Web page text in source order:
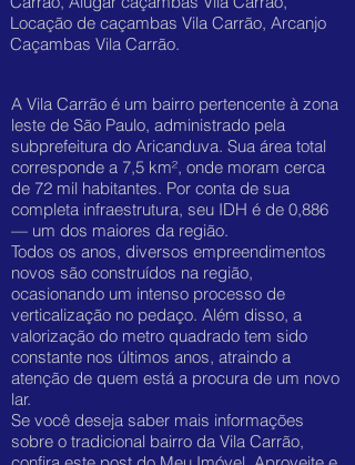
A Vila Carrão é um bairro pertencente à zona
leste de São Paulo, administrado pela
subprefeitura do Aricanduva. Sua área total
corresponde a 7,5 km², onde moram cerca
de 72 mil habitantes. Por conta de sua
completa infraestrutura, seu IDH é de 0,886
— um dos maiores da região.
Todos os anos, diversos empreendimentos
novos são construídos na região,
ocasionando um intenso processo de
verticalização no pedaço. Além disso, a
valorização do metro quadrado tem sido
constante nos últimos anos, atraindo a
atenção de quem está a procura de um novo
lar.
Se você deseja saber mais informações
sobre o tradicional bairro da Vila Carrão,
Locação de caçambas Vila Carrão, Arcanjo
Caçambas Vila Carrão.